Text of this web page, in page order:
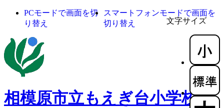
文字サイズ
PCモードで画面を切
り替え
スマートフォンモードで画面を
切り替え
相模原市立もえぎ台小学校